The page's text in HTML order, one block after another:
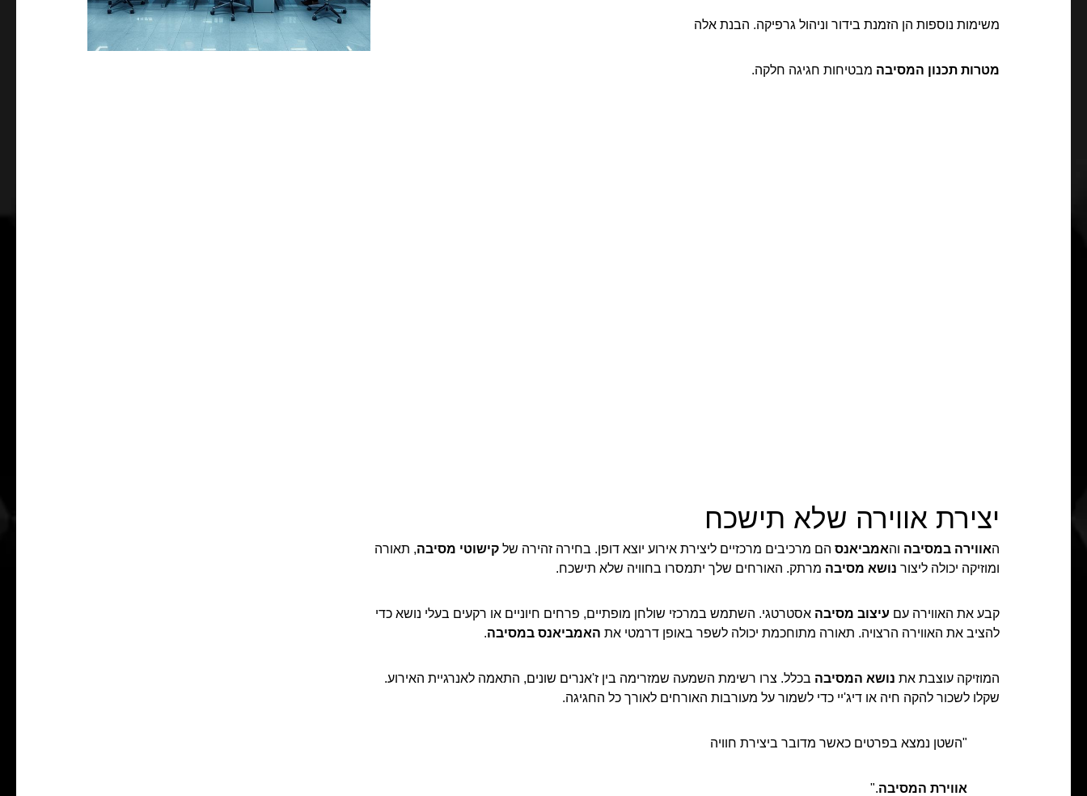
משימות נוספות הן הזמנת בידור וניהול גרפיקה. הבנת אלה
מטרות תכנון המסיבה מבטיחות חגיגה חלקה.
יצירת אווירה שלא תישכח
האווירה במסיבה והאמביאנס הם מרכיבים מרכזיים ליצירת אירוע יוצא דופן. בחירה זהירה של קישוטי מסיבה, תאורה
ומוזיקה יכולה ליצור נושא מסיבה מרתק. האורחים שלך יתמסרו בחוויה שלא תישכח.
קבע את האווירה עם עיצוב מסיבה אסטרטגי. השתמש במרכזי שולחן מופתיים, פרחים חיוניים או רקעים בעלי נושא כדי
להציב את האווירה הרצויה. תאורה מתוחכמת יכולה לשפר באופן דרמטי את האמביאנס במסיבה.
המוזיקה עוצבת את נושא המסיבה בכלל. צרו רשימת השמעה שמזרימה בין ז'אנרים שונים, התאמה לאנרגיית האירוע.
שקלו לשכור להקה חיה או דיג'יי כדי לשמור על מעורבות האורחים לאורך כל החגיגה.
"השטן נמצא בפרטים כאשר מדובר ביצירת חוויה
אווירת המסיבה."